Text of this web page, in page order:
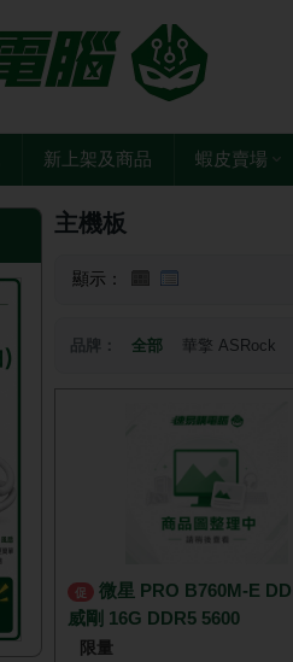
新上架及商品 蝦皮賣場
主機板
顯示：
品牌： 全部 華擎 ASRock
促
威剛 16G DDR5 5600
限量